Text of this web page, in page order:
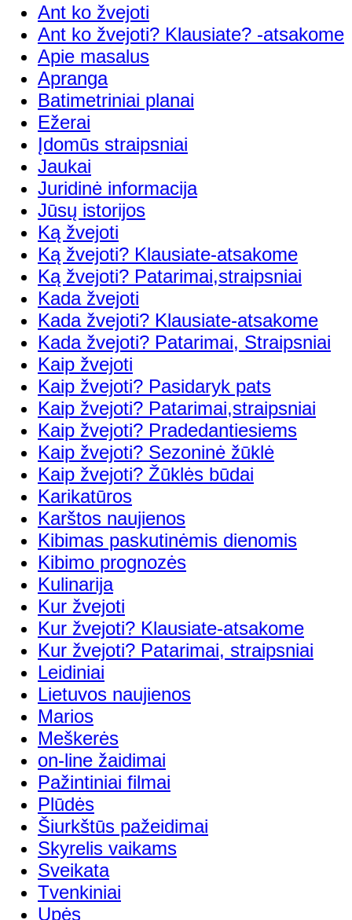
Ant ko žvejoti
Ant ko žvejoti? Klausiate? -atsakome
Apie masalus
Apranga
Batimetriniai planai
Ežerai
Įdomūs straipsniai
Jaukai
Juridinė informacija
Jūsų istorijos
Ką žvejoti
Ką žvejoti? Klausiate-atsakome
Ką žvejoti? Patarimai,straipsniai
Kada žvejoti
Kada žvejoti? Klausiate-atsakome
Kada žvejoti? Patarimai, Straipsniai
Kaip žvejoti
Kaip žvejoti? Pasidaryk pats
Kaip žvejoti? Patarimai,straipsniai
Kaip žvejoti? Pradedantiesiems
Kaip žvejoti? Sezoninė žūklė
Kaip žvejoti? Žūklės būdai
Karikatūros
Karštos naujienos
Kibimas paskutinėmis dienomis
Kibimo prognozės
Kulinarija
Kur žvejoti
Kur žvejoti? Klausiate-atsakome
Kur žvejoti? Patarimai, straipsniai
Leidiniai
Lietuvos naujienos
Marios
Meškerės
on-line žaidimai
Pažintiniai filmai
Plūdės
Šiurkštūs pažeidimai
Skyrelis vaikams
Sveikata
Tvenkiniai
Upės